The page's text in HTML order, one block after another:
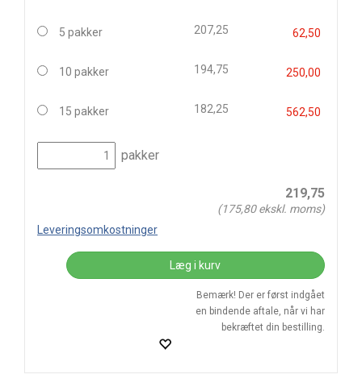
5 pakker 207,25 62,50
10 pakker 194,75 250,00
15 pakker 182,25 562,50
pakker
219,75
(175,80ekskl. moms)
Leveringsomkostninger
Læg i kurv
Bemærk! Der er først indgået
en bindende aftale, når vi har
bekræftet din bestilling.